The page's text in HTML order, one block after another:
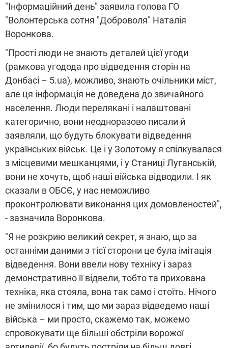
"Інформаційний день" заявила голова ГО
"Волонтерська сотня "Доброволя" Наталія
Воронкова.
"Прості люди не знають деталей цієї угоди
(рамкова угодода про відведення сторін на
Донбасі – 5.ua), можливо, знають очільники міст,
але ця інформація не доведена до звичайного
населення. Люди перелякані і налаштовані
категорично, вони неодноразово писали й
заявляли, що будуть блокувати відведення
українських військ. Це і у Золотому я спілкувалася
з місцевими мешканцями, і у Станиці Луганській,
вони не хочуть, щоб наші війська відводили. І як
сказали в ОБСЄ, у нас неможливо
проконтролювати виконання цих домовленостей",
- зазначила Воронкова.
"Я не розкрию великий секрет, я знаю, що за
останніми даними з тієї сторони це була імітація
відведення. Вони ввели нову техніку і зараз
демонстративно її відвели, тобто та прихована
техніка, яка стояла, вона так само і стоїть. Нічого
не змінилося і тим, що ми зараз відведемо наші
війська – ми просто, скажемо так, можемо
спровокувати ще більші обстріли ворожої